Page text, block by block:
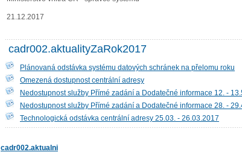
21.12.2017
cadr002.aktualityZaRok2017
Plánovaná odstávka systému datových schránek na přelomu roku
Omezená dostupnost centrální adresy
Nedostupnost služby Přímé zadání a Dodatečné informace 12. -
Nedostupnost služby Přímé zadání a Dodatečné informace 28. -
Technologická odstávka centrální adresy 25.03. - 26.03.2017
cadr002.aktualni